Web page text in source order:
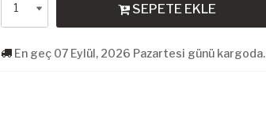
SEPETE EKLE
En geç 07 Eylül, 2026 Pazartesi günü kargoda.